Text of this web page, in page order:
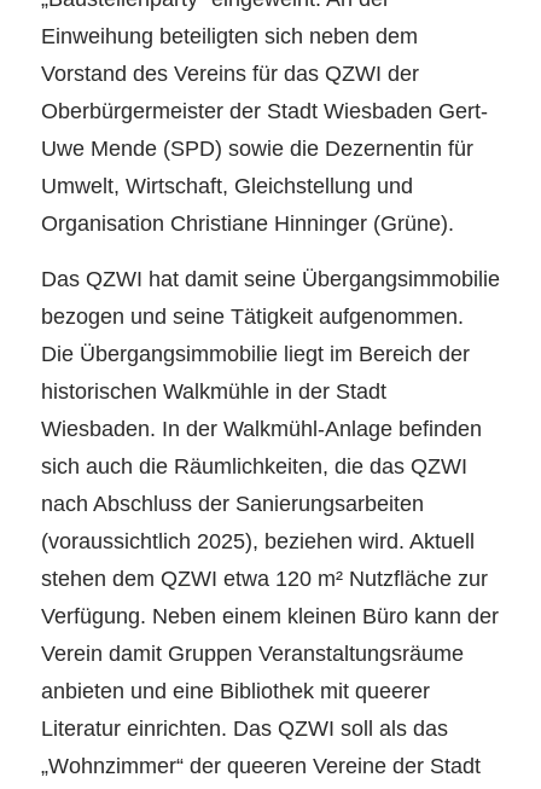
Einweihung beteiligten sich neben dem
Vorstand des Vereins für das QZWI der
Oberbürgermeister der Stadt Wiesbaden Gert-
Uwe Mende (SPD) sowie die Dezernentin für
Umwelt, Wirtschaft, Gleichstellung und
Organisation Christiane Hinninger (Grüne).
Das QZWI hat damit seine Übergangsimmobilie
bezogen und seine Tätigkeit aufgenommen.
Die Übergangsimmobilie liegt im Bereich der
historischen Walkmühle in der Stadt
Wiesbaden. In der Walkmühl-Anlage befinden
sich auch die Räumlichkeiten, die das QZWI
nach Abschluss der Sanierungsarbeiten
(voraussichtlich 2025), beziehen wird. Aktuell
stehen dem QZWI etwa 120 m² Nutzfläche zur
Verfügung. Neben einem kleinen Büro kann der
Verein damit Gruppen Veranstaltungsräume
anbieten und eine Bibliothek mit queerer
Literatur einrichten. Das QZWI soll als das
„Wohnzimmer“ der queeren Vereine der Stadt